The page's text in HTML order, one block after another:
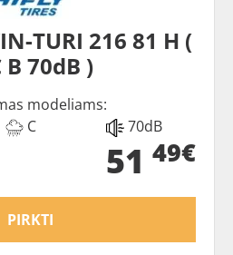
TURI 216 81 H (
B 70dB )
modeliams:
C 70dB
51 49€
PIRKTI